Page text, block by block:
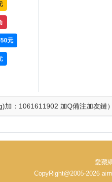
元
加：1061611902 加Q備注加友鏈
愛藏
CopyRight@2005-2026